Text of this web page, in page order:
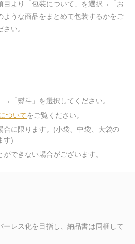
目より「包装について」を選択→「お
ような商品をまとめて包装するかをご
い。
→「熨斗」を選択してください。
ついてをご覧ください。
に限ります。(小袋、中袋、大袋の
す)
できない場合がございます。
レス化を目指し、納品書は同梱して